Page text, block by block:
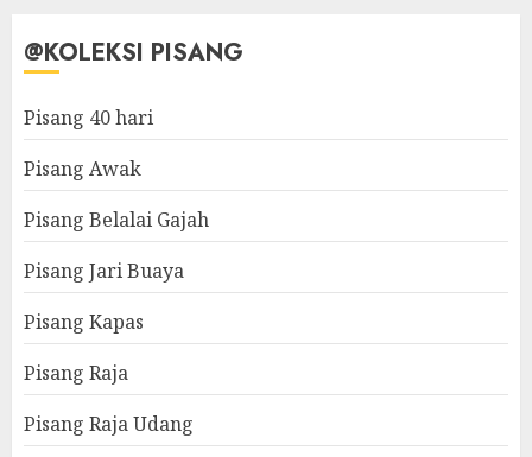
@KOLEKSI PISANG
Pisang 40 hari
Pisang Awak
Pisang Belalai Gajah
Pisang Jari Buaya
Pisang Kapas
Pisang Raja
Pisang Raja Udang